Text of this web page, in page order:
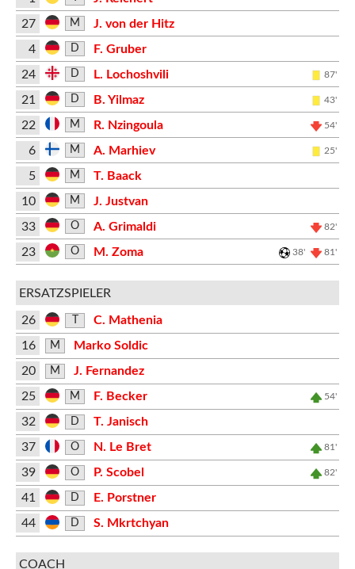
27
M
J. von der Hitz
4
D
F. Gruber
24
D L. Lochoshvili 87'
21 D B. Yilmaz 43'
22 M R. Nzingoula 54'
6 M A. Marhiev 25'
5 M
T. Baack
10
M
J. Justvan
33
O A. Grimaldi 82'
23 O M. Zoma 38' 81'
ERSATZSPIELER
26
C. Mathenia
16
M
Marko Soldic
20
M
J. Fernandez
25
M F. Becker 54'
32 D
T. Janisch
37
O N. Le Bret 81'
39 O P. Scobel 82'
41 D
E. Porstner
44
D S. Mkrtchyan
COACH